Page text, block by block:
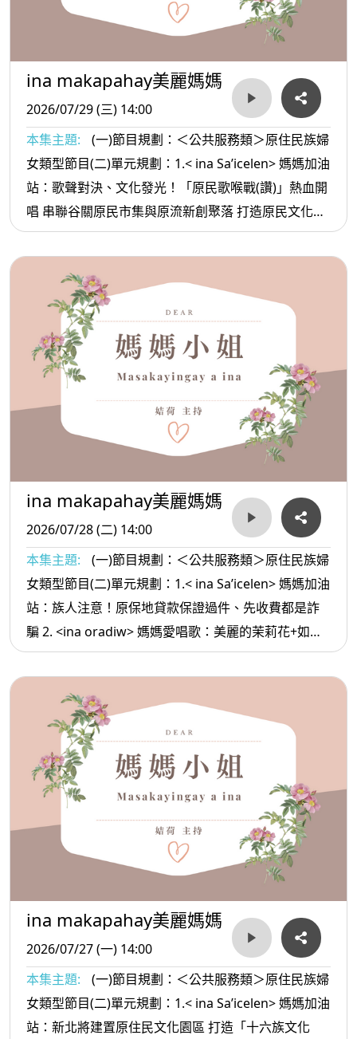
ina makapahay美麗媽媽
2026/07/29 (三) 14:00
本集主題:
(一)節目規劃：＜公共服務類＞原住民族婦
女類型節目(二)單元規劃：1.< ina Sa’icelen> 媽媽加油
站：歌聲對決、文化發光！「原民歌喉戰(讚)」熱血開
唱 串聯谷關原民市集與原流新創聚落 打造原民文化產
業新舞台 2. <ina oradiw> 媽媽愛唱歌：母親的話+-兒
時路 3.< ina Masa’sa >媽媽放輕鬆:不要深交的朋友
ina makapahay美麗媽媽
2026/07/28 (二) 14:00
本集主題:
(一)節目規劃：＜公共服務類＞原住民族婦
女類型節目(二)單元規劃：1.< ina Sa’icelen> 媽媽加油
站：族人注意！原保地貸款保證過件、先收費都是詐
騙 2. <ina oradiw> 媽媽愛唱歌：美麗的茉莉花+如果
只如果 3.< ina Masa’sa >媽媽放輕鬆:人的磁場很奇怪
ina makapahay美麗媽媽
2026/07/27 (一) 14:00
本集主題:
(一)節目規劃：＜公共服務類＞原住民族婦
女類型節目(二)單元規劃：1.< ina Sa’icelen> 媽媽加油
站：新北將建置原住民文化園區 打造「十六族文化